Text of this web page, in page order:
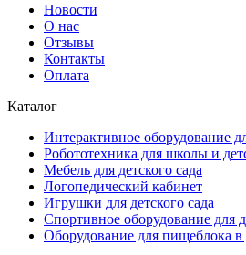
Новости
О нас
Отзывы
Контакты
Оплата
Каталог
Интерактивное оборудование
Робототехника для школы и
Мебель для детского сада
Логопедический кабинет
Игрушки для детского сада
Спортивное оборудование для
Оборудование для пищеблока в